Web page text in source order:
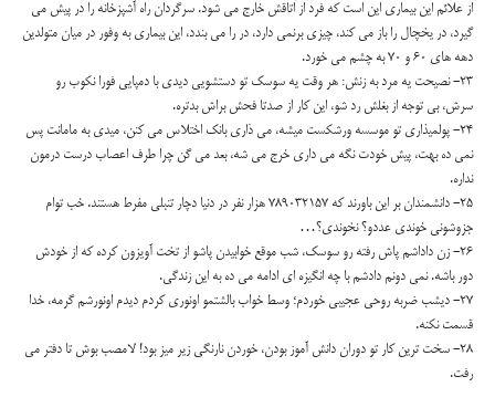
از علائم این بیماری این است که فرد از اتاقش خارج می شود. سرگردان راه آشپزخانه را در پیش می
گیرد، در یخچال را باز می کند، چیزی برنمی دارد، در را می بندد، این بیماری به وفور در میان متولدین
دهه های 60 و 70 به چشم می خورد.
23- نصیحت یه مرد به زنش: هر وقت یه سوسک تو دستشویی دیدی با دمپایی فورا نکوب رو
سرش، بی توجه از بغلش رد شو، این کار از صدتا فحش براش بدتره.
24- پولمیذاری تو موسسه ورشکست میشه، می ذاری بانک اختلاس می کنن، میدی به مامانت پس
نمی ده بهت، پیش خودت نگه می داری خرج می شه، بعد می گن چرا طرف اعصاب درست درمون
نداره.
25- دانشمندان بر این باورند که 789032157 هزار نفر در دنیا دچار تنبلی مفرط هستند. خب توام
جزوشونی خوندی عددو؟ نخوندی؟…
26- زن داداشم پاش رفته رو سوسک، شب موقع خوابیدن پاشو از تخت آویزون کرده که از خودش
دور باشه. نمی دونم دادشم با چه انگیزه ای ادامه می ده به این زندگی.
27- دیشب ضربه روحی عجیبی خوردم؛ وسط خواب بالشتمو اونوری کردم دیدم اونورشم گرمه، خدا
قسمت نکنه.
28- سخت ترین کار تو دوران دانش آموز بودن، خوردن نارنگی زیر میز بود! لامصب بوش تا دفتر می
رفت.